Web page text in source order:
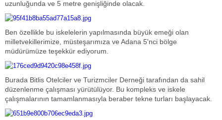
uzunluğunda ve 5 metre genişliğinde olacak.
Ben özellikle bu iskelelerin yapılmasında büyük emeği olan
milletvekillerimize, müsteşarımıza ve Adana 5'nci bölge
müdürümüze teşekkür ediyorum.
Burada Bitlis Otelciler ve Turizmciler Derneği tarafından da sahil
düzenlenme çalışması yürütülüyor. Bu kompleks ve iskele
çalışmalarının tamamlanmasıyla beraber tekne turları başlayacak.